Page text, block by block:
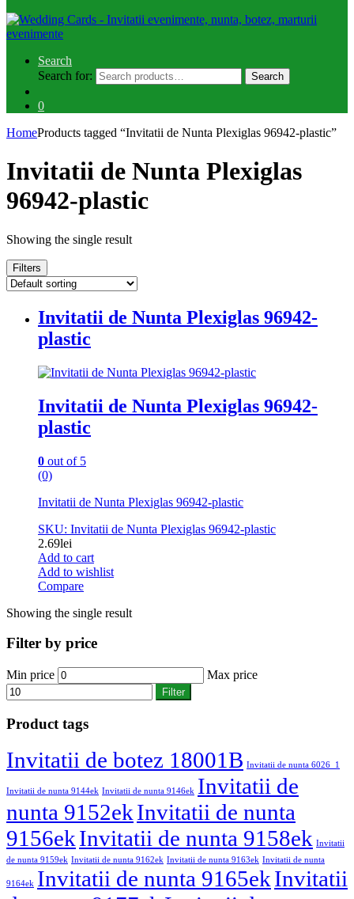
Search
Search for:
Search
0
HomeProducts tagged “Invitatii de Nunta Plexiglas 96942-plastic”
Invitatii de Nunta Plexiglas
96942-plastic
Showing the single result
Filters
Invitatii de Nunta Plexiglas 96942-
plastic
Invitatii de Nunta Plexiglas 96942-
plastic
0 out of 5
(0)
Invitatii de Nunta Plexiglas 96942-plastic
SKU: Invitatii de Nunta Plexiglas 96942-plastic
2.69lei
Add to cart
Add to wishlist
Compare
Showing the single result
Filter by price
Min price Max price
Filter
Product tags
Invitatii de botez 18001B Invitatii de nunta 6026_1
Invitatii de nunta 9144ek Invitatii de nunta 9146ek Invitatii de
nunta 9152ekInvitatii de nunta
9156ekInvitatii de nunta 9158ek Invitatii
de nunta 9159ek Invitatii de nunta 9162ek Invitatii de nunta 9163ek Invitatii de nunta
9164ek Invitatii de nunta 9165ekInvitatii